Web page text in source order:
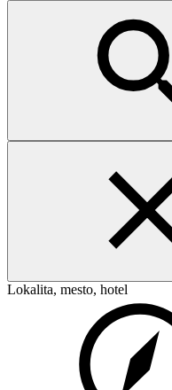
Lokalita, mesto, hotel